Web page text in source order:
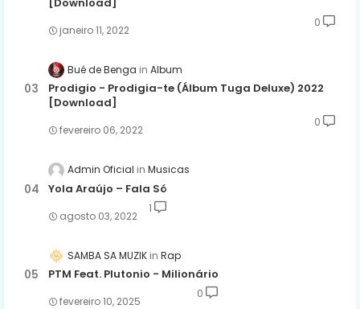
janeiro 11, 2022
0
Bué de Benga Album
Prodigio - Prodigia-te (Álbum Tuga Deluxe) 2022
[Download]
fevereiro 06, 2022
0
Admin Oficial Musicas
Yola Araújo – Fala Só
agosto 03, 2022
1
SAMBA SA MUZIK Rap
PTM Feat. Plutonio - Milionário
fevereiro 10, 2025
0